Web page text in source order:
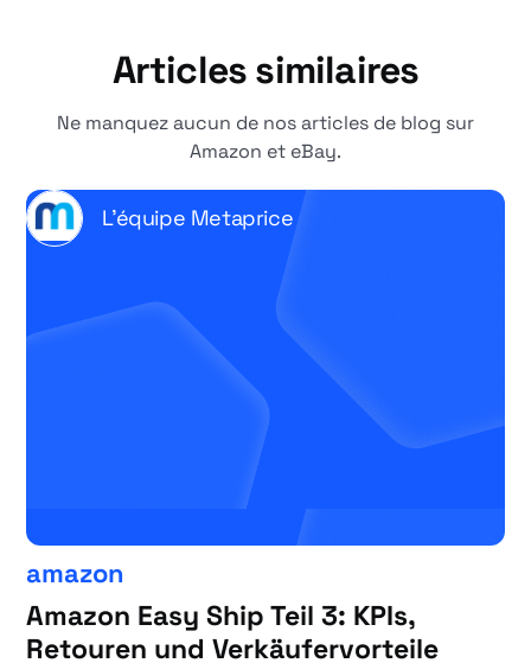
Articles similaires
Ne manquez aucun de nos articles de blog sur
Amazon et eBay.
L'équipe Metaprice
amazon
Amazon Easy Ship Teil 3: KPIs,
Retouren und Verkäufervorteile